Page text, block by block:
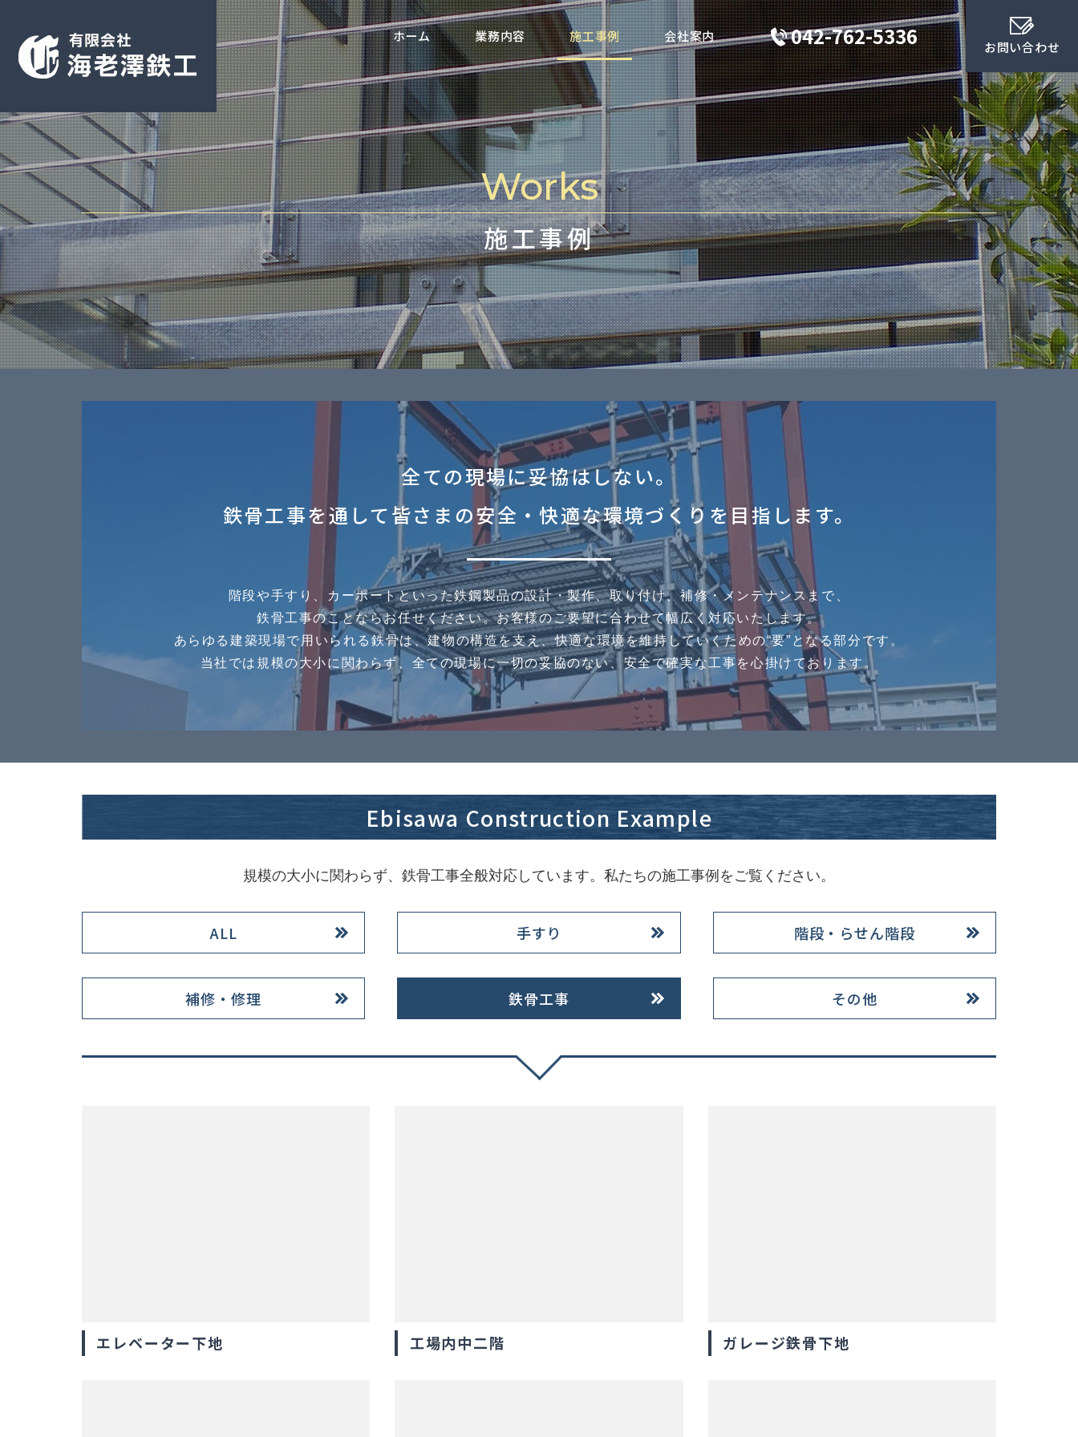
ホーム 業務内容 施工事例 会社案内 042-762-5336 お問い合わせ
Works
施工事例
全ての現場に妥協はしない。
鉄骨工事を通して皆さまの安全・快適な環境づくりを目指します。
階段や手すり、カーポートといった鉄鋼製品の設計・製作、取り付け、補修・メンテナンスまで、
鉄骨工事のことならお任せください。お客様のご要望に合わせて幅広く対応いたします。
あらゆる建築現場で用いられる鉄骨は、建物の構造を支え、快適な環境を維持していくための“要”となる部分です。
当社では規模の大小に関わらず、全ての現場に一切の妥協のない、 安全で確実な工事を心掛けております。
Ebisawa Construction Example
規模の大小に関わらず、鉄骨工事全般対応しています。私たちの施工事例をご覧ください。
ALL 手すり 階段・らせん階段
補修・修理 鉄骨工事 その他
エレベーター下地 工場内中二階 ガレージ鉄骨下地